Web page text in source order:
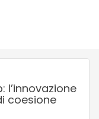
l’innovazione
coesione